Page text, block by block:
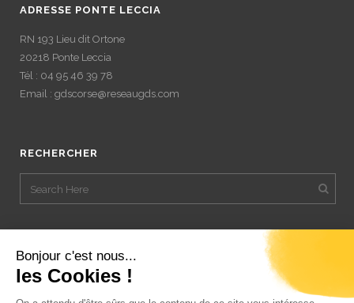
Bonjour c'est nous...
les Cookies !
ADRESSE PONTE LECCIA
RN 193 Lieu dit Ortone
20218 Ponte Leccia
Tél : 04 95 46 39 78
Email : gdscorse@reseaugds.com
RECHERCHER